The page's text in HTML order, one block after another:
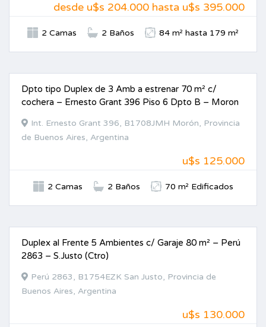
desde u$s 204.000 hasta u$s 395.000
2 Camas 2 Baños 84 m² hasta 179 m²
VENTA
Dpto tipo Duplex de 3 Amb a estrenar 70 m² c/
cochera – Ernesto Grant 396 Piso 6 Dpto B – Moron
Int. Ernesto Grant 396, B1708JMH Morón, Provincia
de Buenos Aires, Argentina
u$s 125.000
2 Camas 2 Baños 70 m² Edificados
VENTA
Duplex al Frente 5 Ambientes c/ Garaje 80 m² – Perú
2863 – S.Justo (Ctro)
Perú 2863, B1754EZK San Justo, Provincia de
Buenos Aires, Argentina
u$s 130.000